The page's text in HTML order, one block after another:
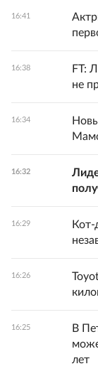
16:41
16:38
FT:
не
16:34
16:32
16:29
16:26
16:25
В
лет